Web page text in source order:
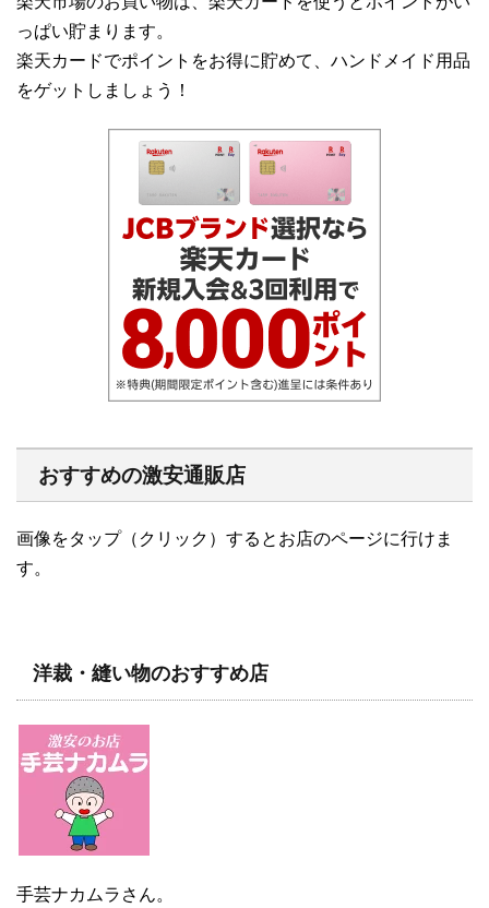
っぱい貯まります。
楽天カードでポイントをお得に貯めて、ハンドメイド用品
をゲットしましょう！
おすすめの激安通販店
画像をタップ（クリック）するとお店のページに行けま
す。
洋裁・縫い物のおすすめ店
手芸ナカムラさん。